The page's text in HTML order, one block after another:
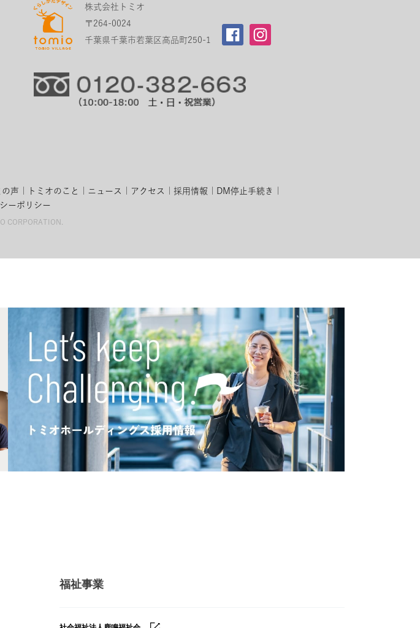
株式会社トミオ
〒264-0024
千葉県千葉市若葉区高品町250-1
の声 トミオのこと ニュース アクセス 採用情報
DM停止手続き
ーポリシー
CORPORATION.
福祉事業